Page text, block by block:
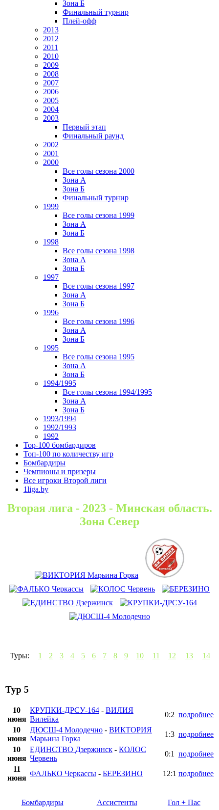
Зона Б
Финальный турнир
Плей-офф
2013
2012
2011
2010
2009
2008
2007
2006
2005
2004
2003
Первый этап
Финальный раунд
2002
2001
2000
Все голы сезона 2000
Зона А
Зона Б
Финальный турнир
1999
Все голы сезона 1999
Зона А
Зона Б
1998
Все голы сезона 1998
Зона А
Зона Б
1997
Все голы сезона 1997
Зона А
Зона Б
1996
Все голы сезона 1996
Зона А
Зона Б
1995
Все голы сезона 1995
Зона А
Зона Б
1994/1995
Все голы сезона 1994/1995
Зона А
Зона Б
1993/1994
1992/1993
1992
Top-100 бомбардиров
Топ-100 по количеству игр
Бомбардиры
Чемпионы и призеры
Все игроки Второй лиги
1liga.by
Вторая лига - 2023 - Минская область.
Зона Север
Туры: 1 2 3 4 5 6 7 8 9 10 11 12 13 14
Тур 5
10
июня
КРУПКИ-ДРСУ-164 - ВИЛИЯ
Вилейка
0:2 подробнее
10
июня
ДЮСШ-4 Молодечно - ВИКТОРИЯ
Марьина Горка
1:3 подробнее
10
июня
ЕДИНСТВО Дзержинск - КОЛОС
Червень
0:1
подробнее
11
июня
ФАЛЬКО Черкассы - БЕРЕЗИНО 12:1 подробнее
Бомбардиры Ассистенты Гол + Пас